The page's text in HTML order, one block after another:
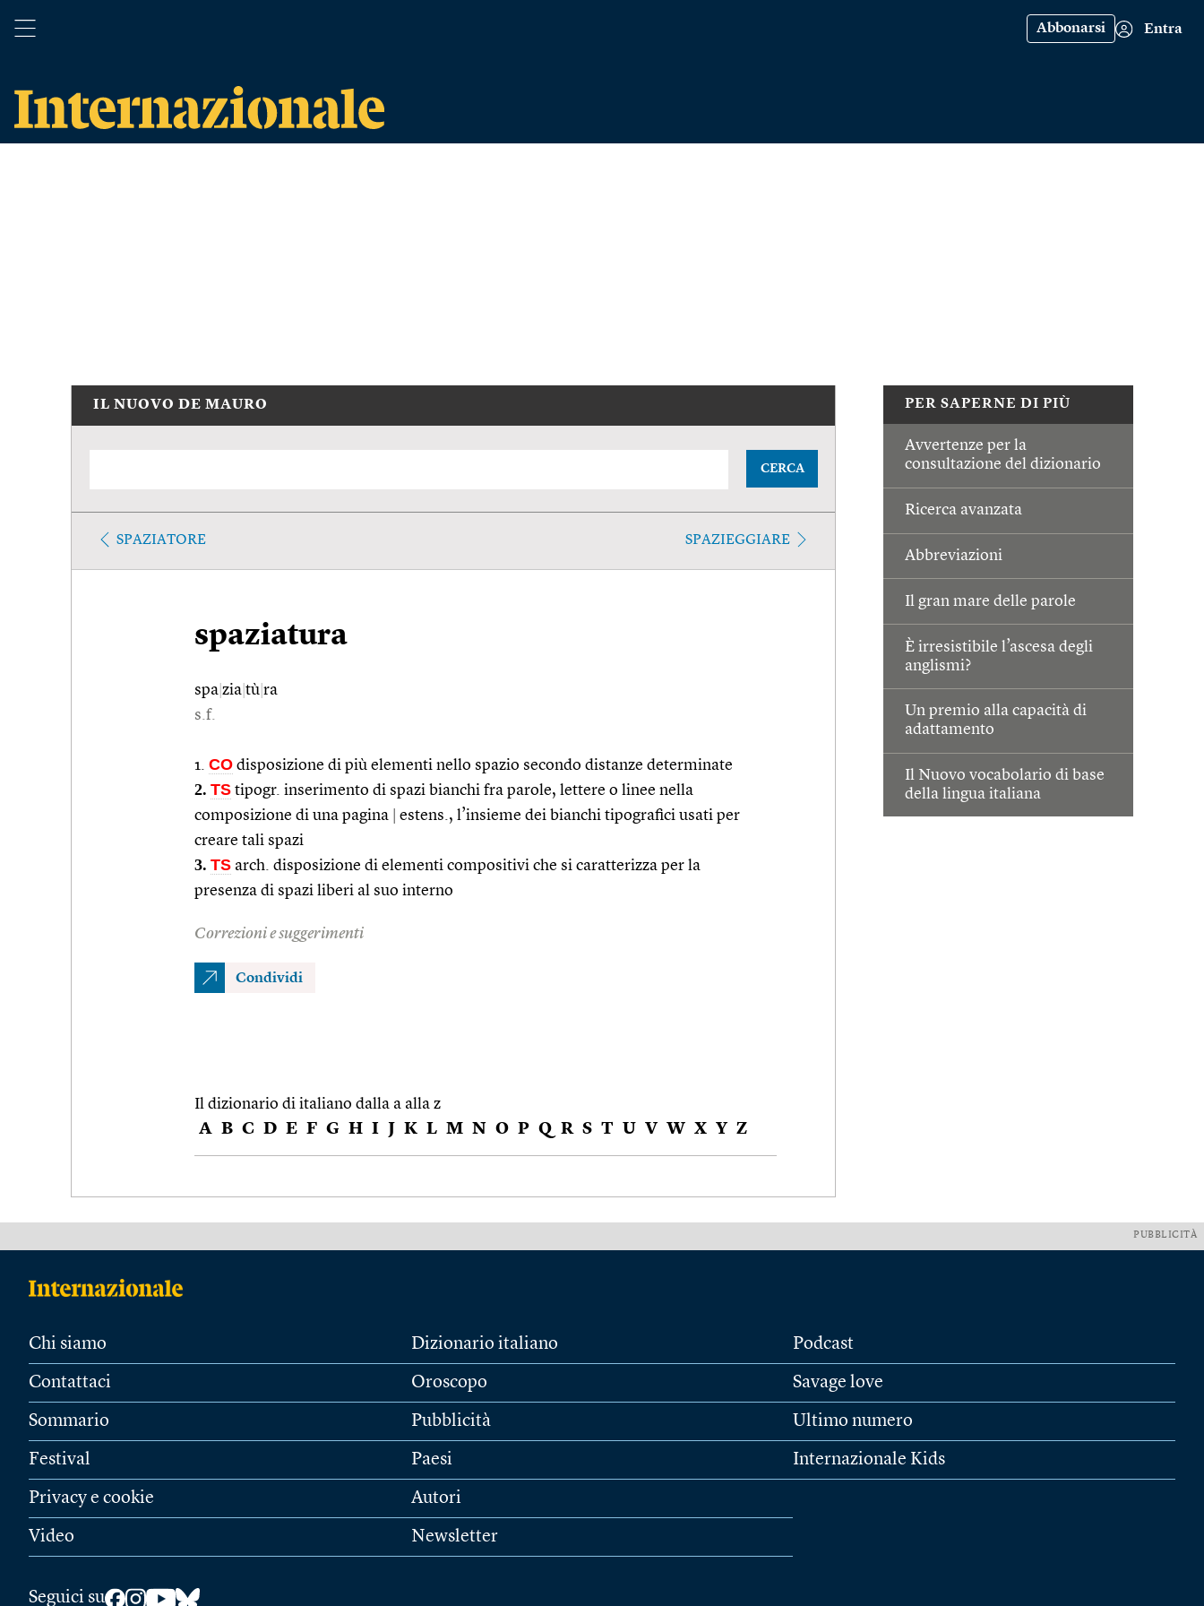
Abbonarsi Entra
PER SAPERNE DI PIÙ
Avvertenze per la
consultazione del dizionario
Ricerca avanzata
Abbreviazioni
Il gran mare delle parole
È irresistibile l’ascesa degli
anglismi?
Un premio alla capacità di
adattamento
Il Nuovo vocabolario di base
della lingua italiana
IL NUOVO DE MAURO
CERCA
SPAZIATORE SPAZIEGGIARE
spaziatura
spa zia tù ra
s.f.
1. CO disposizione di più elementi nello spazio secondo distanze determinate
2. TS tipogr. inserimento di spazi bianchi fra parole, lettere o linee nella
composizione di una pagina
estens., l’insieme dei bianchi tipografici usati per
creare tali spazi
3. TS arch. disposizione di elementi compositivi che si caratterizza per la
presenza di spazi liberi al suo interno
Correzioni e suggerimenti
Condividi
Il dizionario di italiano dalla a alla z
A B C D E F G H I J K L M N O P Q R S T U V W X Y Z
PUBBLICITÀ
Chi siamo
Contattaci
Sommario
Festival
Privacy e cookie
Video
Dizionario italiano
Oroscopo
Pubblicità
Paesi
Autori
Newsletter
Podcast
Savage love
Ultimo numero
Internazionale Kids
Seguici su